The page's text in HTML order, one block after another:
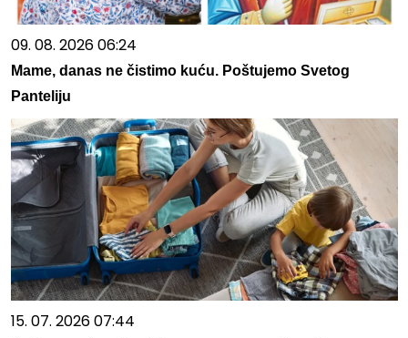
09. 08. 2026 06:24
Mame, danas ne čistimo kuću. Poštujemo Svetog
Panteliju
15. 07. 2026 07:44